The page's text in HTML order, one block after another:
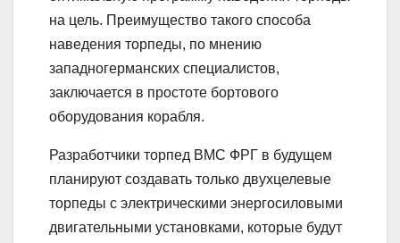
на цель. Преимущество такого способа
наведения торпеды, по мнению
западногерманских специалистов,
заключается в простоте бортового
оборудования корабля.
Разработчики торпед ВМС ФРГ в будущем
планируют создавать только двухцелевые
торпеды с электрическими энергосиловыми
двигательными установками, которые будут